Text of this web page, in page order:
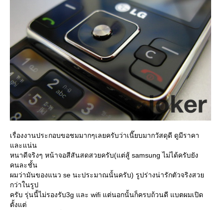
เรื่องงานประกอบขอชมมากๆเลยครับว่าเนี๊ยบมากวัสดุดี ดูมีราคา
ละแน่น
หนาดีจริงๆ หน้าจอสีสันสดสวยครับ(แต่สู้ samsung ไม่ได้ครับยัง
คนละชั้น
ผมว่ามันของแนว se นะประมาณนั้นครับ) รูปร่างน่ารักตัวจริงสว
กว่าในรูป
ครับ รุ่นนี้ไม่รองรับ3g และ wifi แต่นอกนั้นก็ครบถ้วนดี แบตผมเปิด
ตั้งแต่